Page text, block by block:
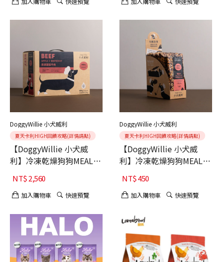
DoggyWillie 小犬威利
夏天卡利HIGH回饋攻略(詳情請點)
【DoggyWillie 小犬威
利】冷凍乾燥狗狗MEAL主
食 蘋果甜菜牛肉 800g
NT$2,560
加入購物車 快速預覽
DoggyWillie 小犬威利
夏天卡利HIGH回饋攻略(詳情請點)
【DoggyWillie 小犬威
利】冷凍乾燥狗狗MEAL主
食 蘋果甜菜牛肉15g 6入
NT$450
加入購物車 快速預覽